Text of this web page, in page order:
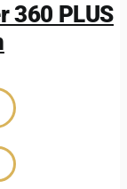
360 PLUS